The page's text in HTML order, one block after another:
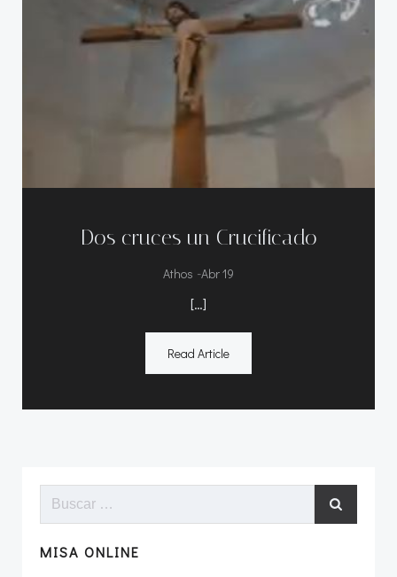
Dos cruces un Crucificado
Athos -Abr 19
[…]
Read Article
Buscar:
MISA ONLINE